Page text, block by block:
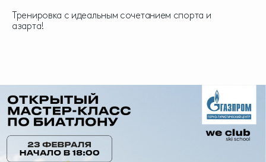
Тренировка с идеальным сочетанием спорта и
азарта!